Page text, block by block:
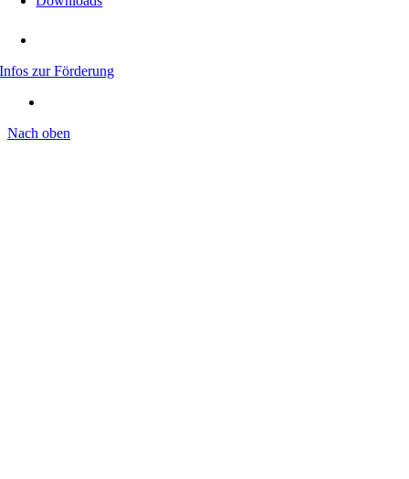
Infos zur Förderung
Nach oben